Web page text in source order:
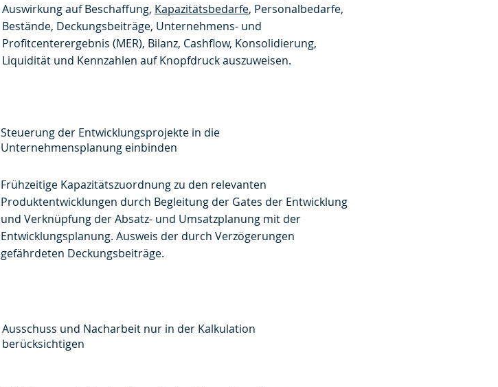
Auswirkung auf Beschaffung, Kapazitätsbedarfe, Personalbedarfe,
Bestände, Deckungsbeiträge, Unternehmens- und
Profitcenterergebnis (MER), Bilanz, Cashflow, Konsolidierung,
Liquidität und Kennzahlen auf Knopfdruck auszuweisen.
Steuerung der Entwicklungsprojekte in die
Unternehmensplanung einbinden
Frühzeitige Kapazitätszuordnung zu den relevanten
Produktentwicklungen durch Begleitung der Gates der Entwicklung
und Verknüpfung der Absatz- und Umsatzplanung mit der
Entwicklungsplanung. Ausweis der durch Verzögerungen
gefährdeten Deckungsbeiträge.
Ausschuss und Nacharbeit nur in der Kalkulation
berücksichtigen